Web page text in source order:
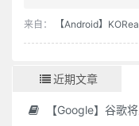
来自： 【Android】
近期文章
【Google】谷歌将三